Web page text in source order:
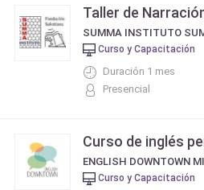
Taller de
Curso y Capacitación
Duración 1 mes
Presencial
Curso de inglés
ENGLISH DOWNTOWN
Curso y Capacitación